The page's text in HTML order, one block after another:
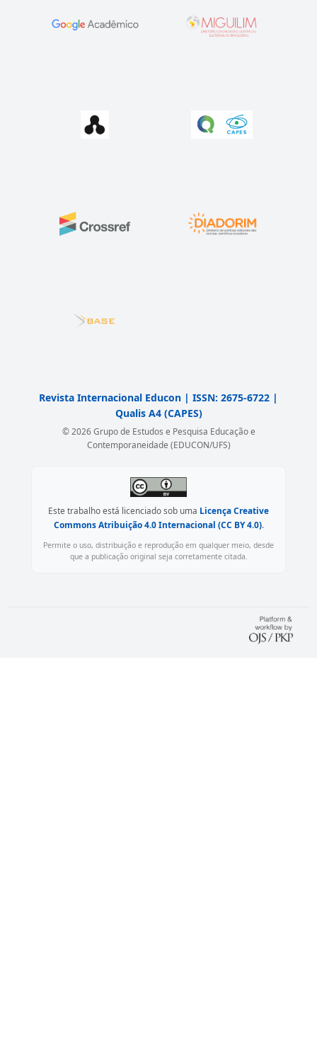
Revista Internacional Educon | ISSN: 2675-6722 |
Qualis A4 (CAPES)
© 2026 Grupo de Estudos e Pesquisa Educação e
Contemporaneidade (EDUCON/UFS)
Este trabalho está licenciado sob uma Licença Creative
Commons Atribuição 4.0 Internacional (CC BY 4.0).
Permite o uso, distribuição e reprodução em qualquer meio, desde
que a publicação original seja corretamente citada.